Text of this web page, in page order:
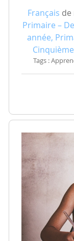
Français de
Primaire –
année,
Tags :